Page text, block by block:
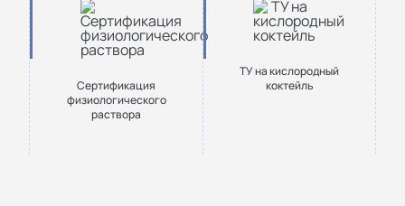
Сертификация
физиологического
раствора
ТУ на кислородный
коктейль